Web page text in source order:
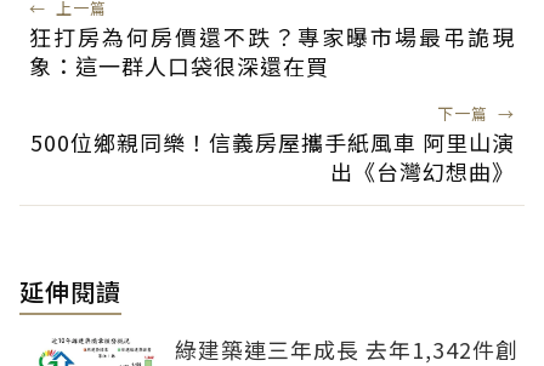
← 上一篇
狂打房為何房價還不跌？專家曝市場最弔詭現
象：這一群人口袋很深還在買
下一篇 →
500位鄉親同樂！信義房屋攜手紙風車 阿里山演
出《台灣幻想曲》
延伸閱讀
綠建築連三年成長 去年1,342件創